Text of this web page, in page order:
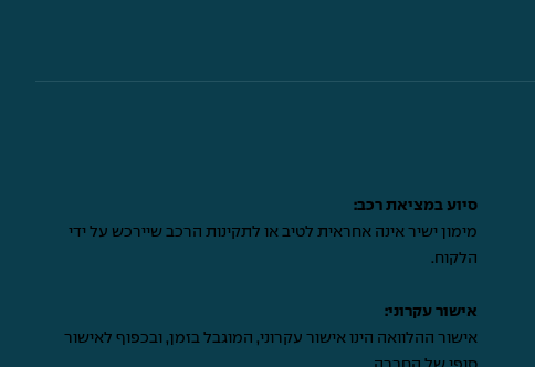
סיוע במציאת רכב:
מימון ישיר אינה אחראית לטיב או לתקינות הרכב שיירכש על ידי
הלקוח.
אישור עקרוני:
אישור ההלוואה הינו אישור עקרוני, המוגבל בזמן, ובכפוף לאישור